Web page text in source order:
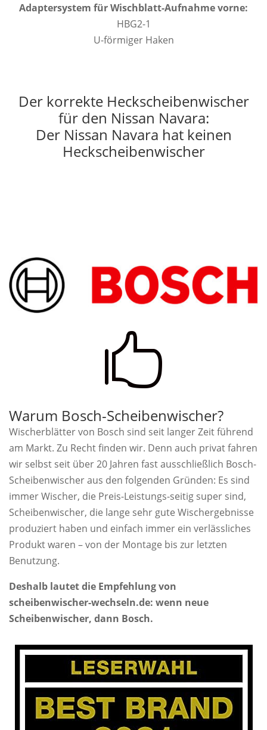
Adaptersystem für Wischblatt-Aufnahme vorne:
HBG2-1
U-förmiger Haken
Der korrekte Heckscheibenwischer
für den Nissan Navara:
Der Nissan Navara hat keinen
Heckscheibenwischer

Warum Bosch-Scheibenwischer?
Wischerblätter von Bosch sind seit langer Zeit führend
am Markt. Zu Recht finden wir. Denn auch privat fahren
wir selbst seit über 20 Jahren fast ausschließlich Bosch-
Scheibenwischer aus den folgenden Gründen: Es sind
immer Wischer, die Preis-Leistungs-seitig super sind,
Scheibenwischer, die lange sehr gute Wischergebnisse
produziert haben und einfach immer ein verlässliches
Produkt waren – von der Montage bis zur letzten
Benutzung.
Deshalb lautet die Empfehlung von
scheibenwischer-wechseln.de: wenn neue
Scheibenwischer, dann Bosch.